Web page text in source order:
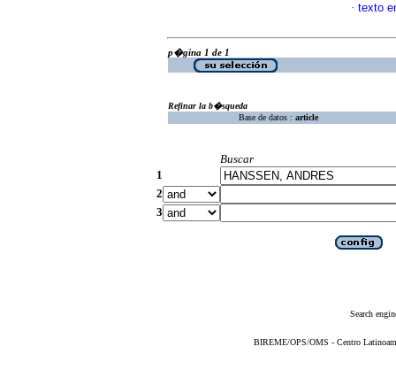
· texto
p�gina 1 de 1
Refinar la b�squeda
Base de datos : article
Buscar
1
2
3
Search
BIREME/OPS/OMS - Centro